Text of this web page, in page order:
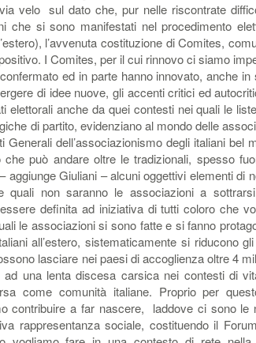
velo sul dato che, pur nelle riscontrate
che si sono manifestati nel procedimento
l’avvenuta costituzione di Comites,
I Comites, per il cui rinnovo ci siamo
ed in parte hanno innovato, anche in
di idee nuove, gli accenti critici ed
elettorali anche da quei contesti nei quali le
di partito, evidenziano al mondo delle
dell’associazionismo degli italiani bel
può andare oltre le tradizionali, spesso
Giuliani – alcuni oggettivi elementi di
quali non saranno le associazioni a
definita ad iniziativa di tutti coloro che
le associazioni si sono fatte e si fanno
all’estero, sistematicamente si riducono
lasciare nei paesi di accoglienza oltre 4
una lenta discesa carsica nei contesti di
come comunità italiane. Proprio per
contribuire a far nascere, laddove ci sono le
rappresentanza sociale, costituendo il